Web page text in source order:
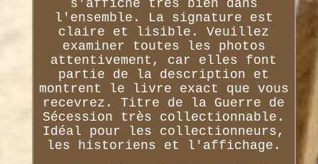
s'affiche très bien dans
l'ensemble. La signature est
claire et lisible. Veuillez
examiner toutes les photos
attentivement, car elles font
partie de la description et
montrent le livre exact que vous
recevrez. Titre de la Guerre de
Sécession très collectionnable.
Idéal pour les collectionneurs,
les historiens et l'affichage.